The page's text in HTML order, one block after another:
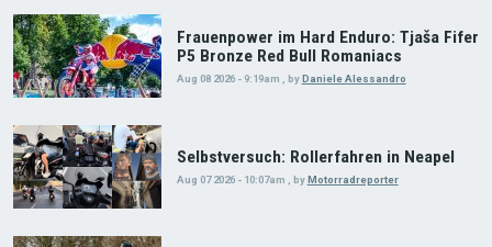
Frauenpower im Hard Enduro: Tjaša Fifer
P5 Bronze Red Bull Romaniacs
Aug 08 2026 - 9:19am byDaniele Alessandro
Selbstversuch: Rollerfahren in Neapel
Aug 07 2026 - 10:07am , by Motorradreporter